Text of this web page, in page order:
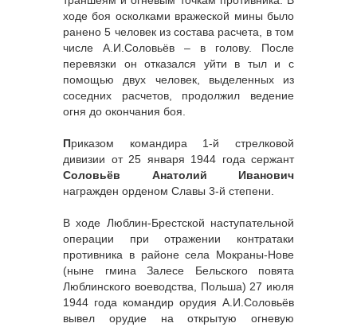
ходе боя осколками вражеской мины было
ранено 5 человек из состава расчета, в том
числе А.И.Соловьёв – в голову. После
перевязки он отказался уйти в тыл и с
помощью двух человек, выделенных из
соседних расчетов, продолжил ведение
огня до окончания боя.
Приказом командира 1-й стрелковой
дивизии от 25 января 1944 года сержант
Соловьёв Анатолий Иванович
награжден орденом Славы 3-й степени.
В ходе Люблин-Брестской наступательной
операции при отражении контратаки
противника в районе села Мокраны-Нове
(ныне гмина Залесе Бельского повята
Люблинского воеводства, Польша) 27 июля
1944 года командир орудия А.И.Соловьёв
вывел орудие на открытую огневую